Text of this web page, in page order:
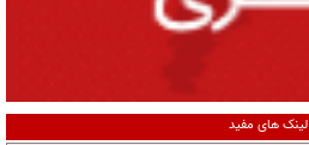
لینک های مفید